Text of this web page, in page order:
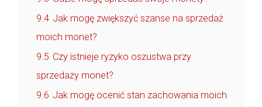
9.4 Jak mogę zwiększyć szanse na sprzedaż
moich monet?
9.5 Czy istnieje ryzyko oszustwa przy
sprzedaży monet?
9.6 Jak mogę ocenić stan zachowania moich